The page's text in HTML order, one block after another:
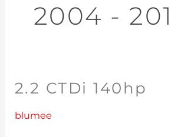
2004 -
2.2 CTDi 140hp
blumee
2.2
140hp